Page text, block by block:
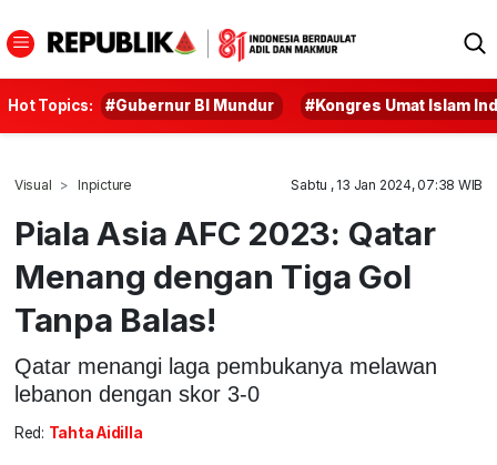
Hot Topics: #Gubernur BI Mundur #Kongres Umat Islam
Visual Inpicture Sabtu , 13 Jan 2024, 07:38 WIB
Piala Asia AFC 2023: Qatar
Menang dengan Tiga Gol
Tanpa Balas!
Qatar menangi laga pembukanya melawan
lebanon dengan skor 3-0
Red: Tahta Aidilla